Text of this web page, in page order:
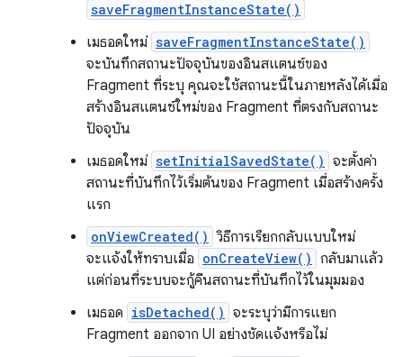
saveFragmentInstanceState()
เมธอดใหม่ saveFragmentInstanceState()
จะบันทึกสถานะปัจจุบันของอินสแตนซ์ของ
Fragment ที่ระบุ คุณจะใช้สถานะนี้ในภายหลังได้เมื่อ
สร้างอินสแตนซ์ใหม่ของ Fragment ที่ตรงกับสถานะ
ปัจจุบัน
เมธอดใหม่ setInitialSavedState() จะตั้งค่า
สถานะที่บันทึกไว้เริ่มต้นของ Fragment เมื่อสร้างครั้ง
แรก
onViewCreated() วิธีการเรียกกลับแบบใหม่
จะแจ้งให้ทราบเมื่อ onCreateView() กลับมาแล้ว
แต่ก่อนที่ระบบจะกู้คืนสถานะที่บันทึกไว้ในมุมมอง
เมธอด isDetached() จะระบุว่ามีการแยก
Fragment ออกจาก UI อย่างชัดแจ้งหรือไม่